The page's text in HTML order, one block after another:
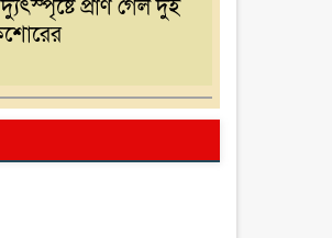
প্রাণ গেল দুই
আছিয়া গণি বালিকা